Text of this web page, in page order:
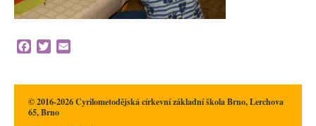
Facebook
Twitter
© 2016-2026 Cyrilometodějská církevní základní škola Brno, Lerchova
65, Brno